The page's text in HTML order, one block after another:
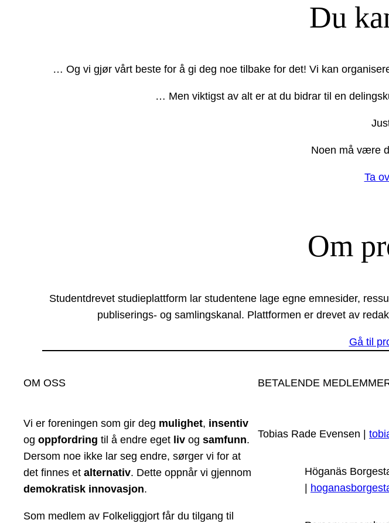
Du
… Og vi gjør vårt beste for å gi deg noe tilbake for det! Vi kan
… Men viktigst av alt er at du bidrar til en
Noen må være
Ta
Om
Studentdrevet studieplattform lar studentene lage egne emnesider,
publiserings- og samlingskanal. Plattformen er drevet av
Gå til
OM OSS
Vi er foreningen som gir deg mulighet, insentiv
og oppfordring til å endre eget liv og samfunn.
Dersom noe ikke lar seg endre, sørger vi for at
det finnes et alternativ. Dette oppnår vi gjennom
demokratisk innovasjon.
Som medlem av Folkeliggjort får du tilgang til
BETALENDE
Tobias Rade Evensen |
Höganäs
|